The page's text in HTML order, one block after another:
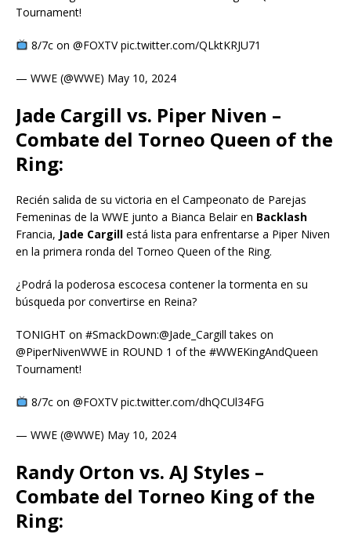
Tournament!
8/7c on @FOXTV pic.twitter.com/QLktKRJU71
— WWE (@WWE) May 10, 2024
Jade Cargill vs. Piper Niven –
Combate del Torneo Queen of the
Ring:
Recién salida de su victoria en el Campeonato de Parejas
Femeninas de la WWE junto a Bianca Belair en Backlash
Francia, Jade Cargill está lista para enfrentarse a Piper Niven
en la primera ronda del Torneo Queen of the Ring.
¿Podrá la poderosa escocesa contener la tormenta en su
búsqueda por convertirse en Reina?
TONIGHT on #SmackDown:@Jade_Cargill takes on
@PiperNivenWWE in ROUND 1 of the #WWEKingAndQueen
Tournament!
8/7c on @FOXTV pic.twitter.com/dhQCUl34FG
— WWE (@WWE) May 10, 2024
Randy Orton vs. AJ Styles –
Combate del Torneo King of the
Ring: